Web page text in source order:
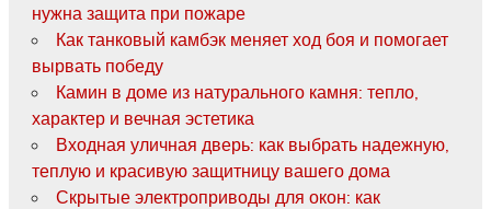
нужна защита при пожаре
Как танковый камбэк меняет ход боя и помогает
вырвать победу
Камин в доме из натурального камня: тепло,
характер и вечная эстетика
Входная уличная дверь: как выбрать надежную,
теплую и красивую защитницу вашего дома
Скрытые электроприводы для окон: как